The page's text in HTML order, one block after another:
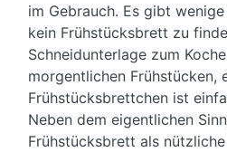
im Gebrauch. Es gibt
kein Frühstücksbrett zu
Schneidunterlage zum
morgentlichen Frühstücken,
Frühstücksbrettchen ist
Neben dem eigentlichen
Frühstücksbrett als